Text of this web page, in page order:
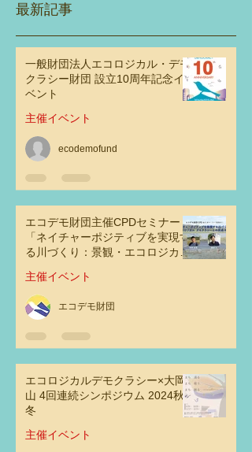
最新記事
一般財団法人エコロジカル・デモ
クラシー財団 設立10周年記念イ
ベント
主催イベント
ecodemofund
エコデモ財団主催CPDセミナー
「ネイチャーポジティブを実現す
る川づくり：景観・エコロジカ
能性」
主催イベント
エコデモ財団
エコロジカルデモクラシー×大岡
山 4回連続シンポジウム 2024秋
冬
主催イベント